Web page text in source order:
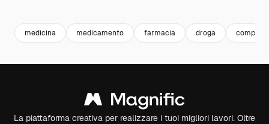
medicina medicamento farmacia droga
La piattaforma creativa per realizzare i tuoi migliori lavori. Oltre